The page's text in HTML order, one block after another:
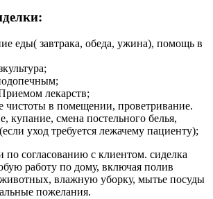
еды( завтрака, обеда, ужина), помощь в
лекарств;
чистоты в помещении, проветривание.
купание, смена постельного белья,
уход требуется лежачему пациенту);
по согласованию с клиентом. сиделка
работу по дому, включая полив
влажную уборку, мытье посуды
пожелания.